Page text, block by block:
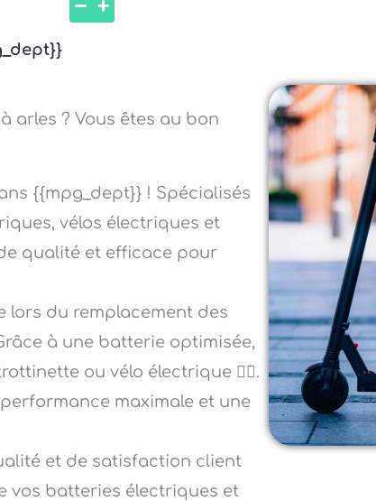
arles ? Vous êtes au bon
{{mpg_dept}} ! Spécialisés
vélos électriques et
qualité et efficace pour
lors du remplacement des
à une batterie optimisée,
ou vélo électrique 🚴‍♀️.
maximale et une
et de satisfaction client
vos batteries électriques et